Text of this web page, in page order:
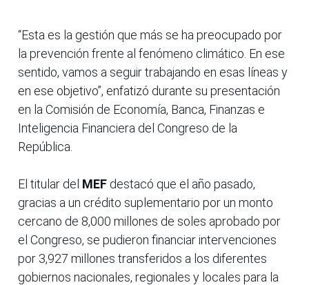
“Esta es la gestión que más se ha preocupado por
la prevención frente al fenómeno climático. En ese
sentido, vamos a seguir trabajando en esas líneas y
en ese objetivo”, enfatizó durante su presentación
en la Comisión de Economía, Banca, Finanzas e
Inteligencia Financiera del Congreso de la
República.
El titular del MEF destacó que el año pasado,
gracias a un crédito suplementario por un monto
cercano de 8,000 millones de soles aprobado por
el Congreso, se pudieron financiar intervenciones
por 3,927 millones transferidos a los diferentes
gobiernos nacionales, regionales y locales para la